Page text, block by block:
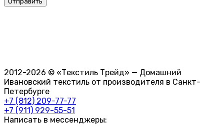
2012-2026 © «Текстиль Трейд» — Домашний
Ивановский текстиль от производителя в Санкт-
Петербурге
+7 (812) 209-77-77
+7 (911) 929-55-51
Написать в мессенджеры: